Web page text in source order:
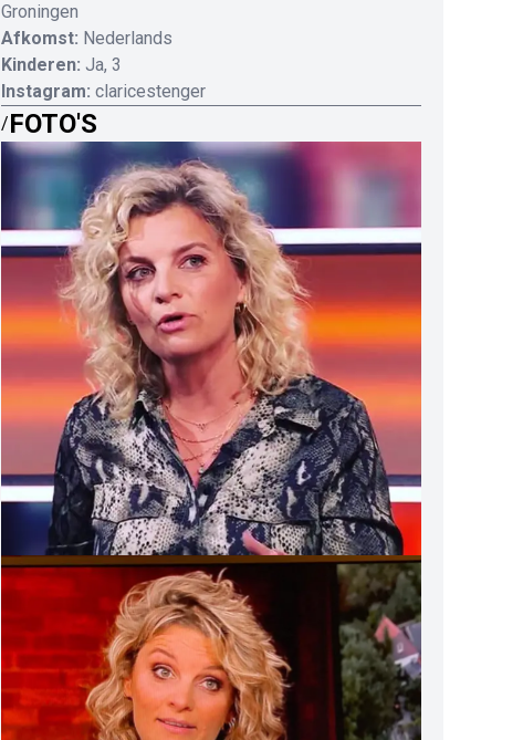
Groningen
Afkomst: Nederlands
Kinderen: Ja, 3
Instagram: claricestenger
/FOTO'S